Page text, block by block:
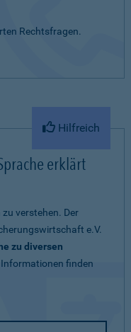
Rechtsfragen.
Hilfreich
erklärt
verstehen. Der
e.V.
zu diversen
finden